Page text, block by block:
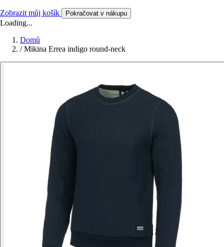
Zobrazit můj košík Pokračovat v nákupu
Loading...
Domů
/ Mikina Errea indigo round-neck